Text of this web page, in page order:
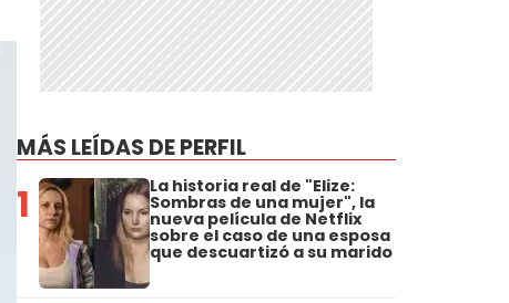
MÁS LEÍDAS DE PERFIL
1 La historia real de "Elize:
Sombras de una mujer", la
nueva película de Netflix
sobre el caso de una esposa
que descuartizó a su marido